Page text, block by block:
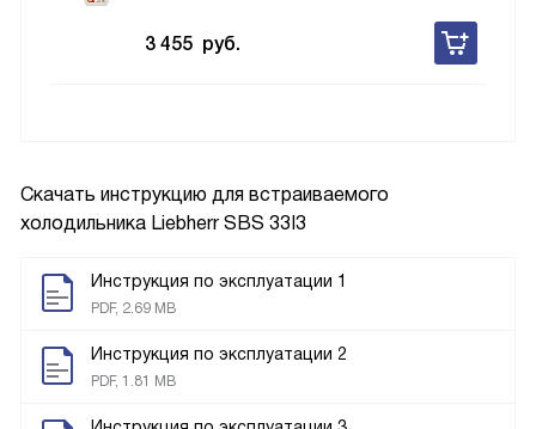
Скачать инструкцию для встраиваемого
холодильника Liebherr SBS 33I3
Инструкция по эксплуатации 1
PDF, 2.69 MB
Инструкция по эксплуатации 2
PDF, 1.81 MB
3 455 руб.